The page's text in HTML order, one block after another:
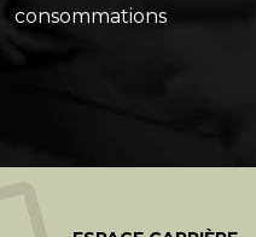
consommations